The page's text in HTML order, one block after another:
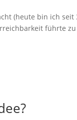
(heute bin ich seit
führte